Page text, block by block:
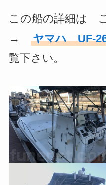
この船の詳細は
→
ヤマハ UF-
覧下さい。